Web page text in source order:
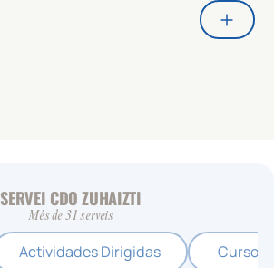
SERVEI CDO ZUHAIZTI
Més de 31 serveis
Actividades Dirigidas Cursos